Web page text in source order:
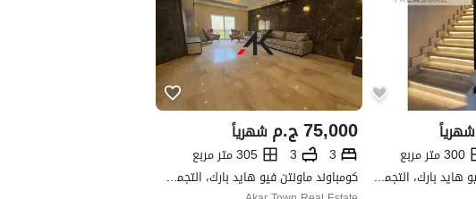
شهرياً
300 متر مربع
كومباوند ماونتن فيو هايد بارك، التجمع الخامس، القاهرة الجديدة، القاهرة
ج.م75,000 شهرياً
3
3
305 متر مربع
كومباوند ماونتن فيو هايد بارك، التجمع الخامس، القاهرة الجديدة، القاهرة